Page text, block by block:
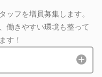
ッフを増員募集します。
働きやすい環境も整って
す！